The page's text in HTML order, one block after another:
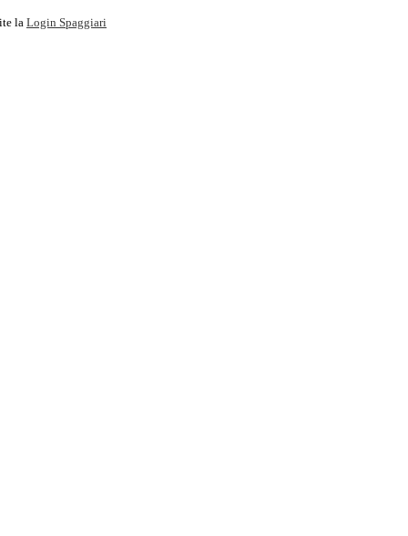
la Login Spaggiari